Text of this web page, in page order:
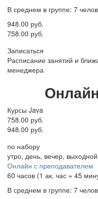
В среднем в группе: 7
948.00 руб.
758.00 руб.
Записаться
Расписание занятий и
менеджера
Курсы Java
758.00 руб.
948.00 руб.
по набору
утро, день, вечер, выходной
Онлайн с преподавателем
60 часов (1 ак. час = 45
В среднем в группе: 7